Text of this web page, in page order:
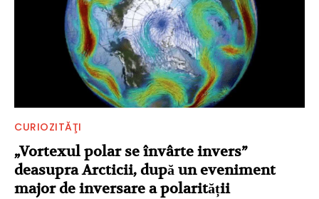
CURIOZITĂŢI
„Vortexul polar se învârte invers”
deasupra Arcticii, după un eveniment
major de inversare a polarității